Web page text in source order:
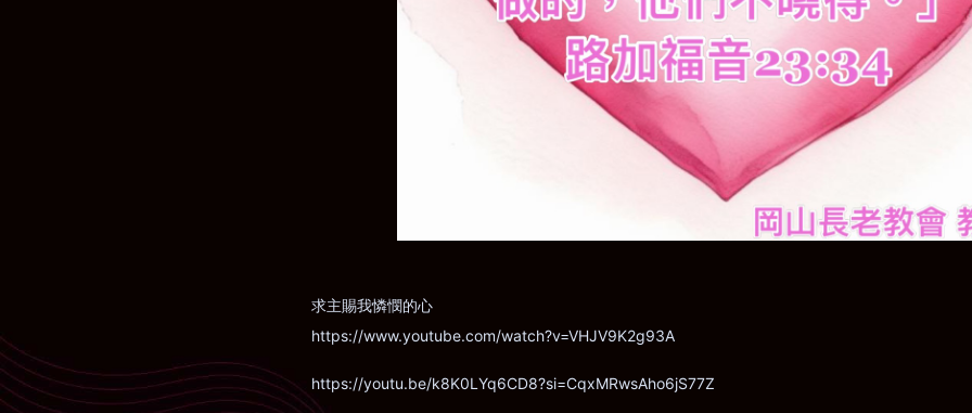
求主賜我憐憫的心
https://www.youtube.com/watch?v=VHJV9K2g93A
https://youtu.be/k8K0LYq6CD8?si=CqxMRwsAho6jS77Z